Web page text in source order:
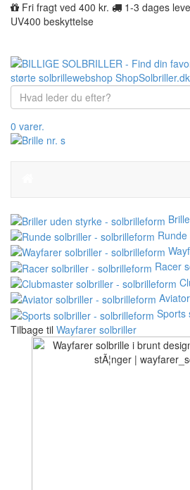
Fri fragt ved 400 kr. 1-3 dages
UV400 beskyttelse
0 varer.
Racer
Sports
Tilbage til Wayfarer solbriller